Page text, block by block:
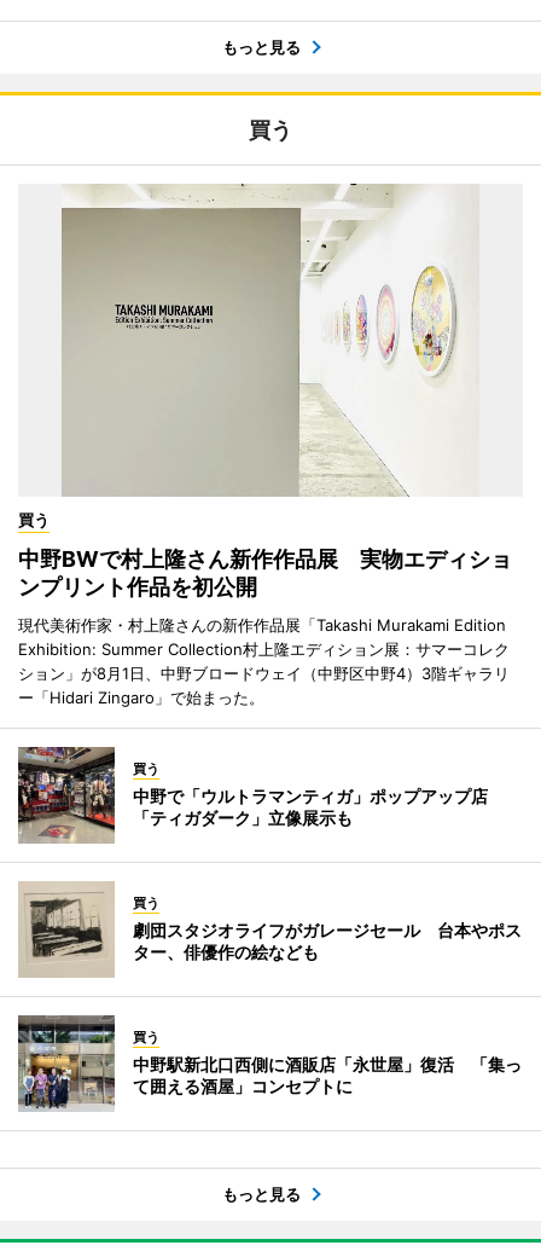
もっと見る
買う
買う
中野BWで村上隆さん新作作品展 実物エディショ
ンプリント作品を初公開
現代美術作家・村上隆さんの新作作品展「Takashi Murakami Edition
Exhibition: Summer Collection村上隆エディション展：サマーコレク
ション」が8月1日、中野ブロードウェイ（中野区中野4）3階ギャラリ
ー「Hidari Zingaro」で始まった。
買う
中野で「ウルトラマンティガ」ポップアップ店
「ティガダーク」立像展示も
買う
劇団スタジオライフがガレージセール 台本やポス
ター、俳優作の絵なども
買う
中野駅新北口西側に酒販店「永世屋」復活 「集っ
て囲える酒屋」コンセプトに
もっと見る